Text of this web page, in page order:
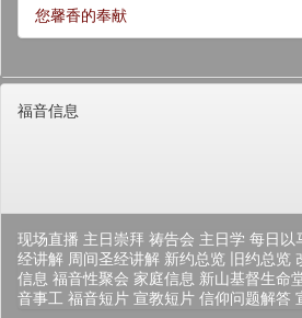
您馨香的奉献
福音信息
现场直播 主日崇拜 祷告会 主日学 每日以
经讲解 周间圣经讲解 新约总览 旧约总览
信息 福音性聚会 家庭信息 新山基督生命
音事工 福音短片 宣教短片 信仰问题解答